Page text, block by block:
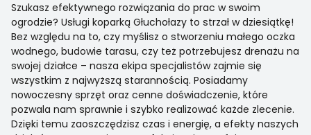
Szukasz efektywnego rozwiązania do prac w swoim
ogrodzie? Usługi koparką Głuchołazy to strzał w dziesiątkę!
Bez względu na to, czy myślisz o stworzeniu małego oczka
wodnego, budowie tarasu, czy też potrzebujesz drenażu na
swojej działce – nasza ekipa specjalistów zajmie się
wszystkim z najwyższą starannością. Posiadamy
nowoczesny sprzęt oraz cenne doświadczenie, które
pozwala nam sprawnie i szybko realizować każde zlecenie.
Dzięki temu zaoszczędzisz czas i energię, a efekty naszych